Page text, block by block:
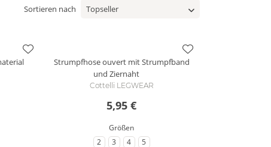
Sortieren nach
Strumpfhose ouvert mit Strumpfband
und Ziernaht
Cottelli LEGWEAR
5,95 €
Größen
2 3 4 5